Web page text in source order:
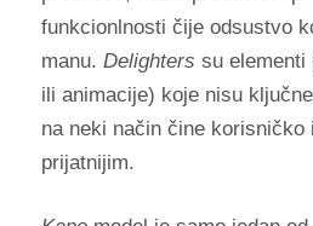
funkcionlnosti čije odsustvo
manu. Delighters su elementi
ili animacije) koje nisu
na neki način čine
prijatnijim.